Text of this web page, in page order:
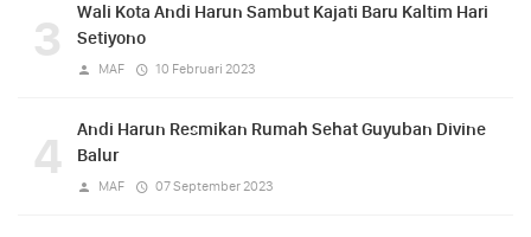
3
Wali Kota Andi Harun Sambut Kajati Baru Kaltim Hari
Setiyono
MAF 10 Februari 2023
4
Andi Harun Resmikan Rumah Sehat Guyuban Divine
Balur
MAF 07 September 2023